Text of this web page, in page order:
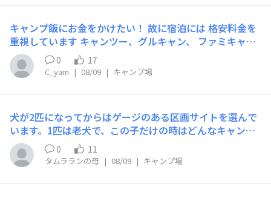
キャンプ飯にお金をかけたい！ 故に宿泊には 格安料金を
重視しています キャンツー、グルキャン、 ファミキャン
を 経験してきての 最近になりソロキャン復活 お小遣いキ
ャンパーなので 贅沢は出来ませんが 出来る範囲での工夫
も 楽しんでいます 故に料金は大事です
0 17
C_yam | 08/09 | キャンプ場
犬が2匹になってからはゲージのある区画サイトを選んで
います。1匹は老犬で、この子だけの時はどんなキャンプ
場でも大丈夫でしたが、2匹目の一歳のやんちゃ坊主には
ノーリードのサイトが、犬も飼い主もストレスなし！！
0 11
タムラランの母 | 08/09 | キャンプ場